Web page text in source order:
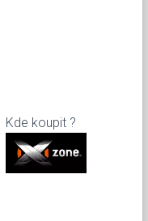
Kde koupit ?